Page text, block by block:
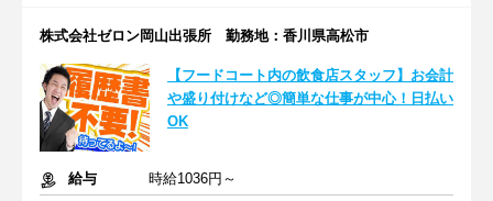
株式会社ゼロン岡山出張所 勤務地：香川県高松市
【フードコート内の飲食店スタッフ】お会計
や盛り付けなど◎簡単な仕事が中心！日払い
OK
給与
時給1036円～